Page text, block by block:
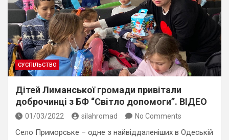
СУСПІЛЬСТВО
Дітей Лиманської громади привітали
доброчинці з БФ “Світло допомоги”. ВІДЕО
01/03/2022 silahromad No Comments
Село Приморське – одне з найвіддаленіших в Одеській